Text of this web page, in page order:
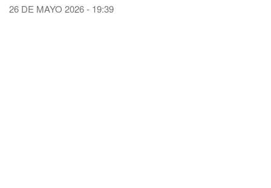
26 DE MAYO 2026 - 19:39